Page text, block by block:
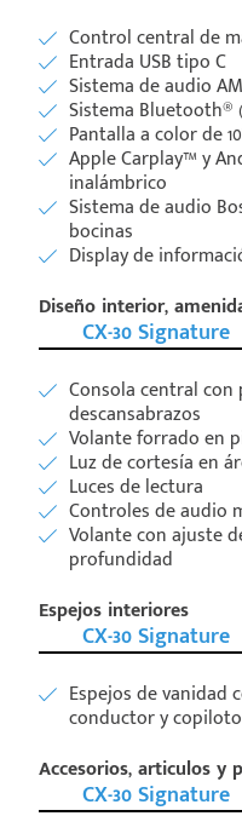
Control central de
Entrada USB tipo C
Sistema de audio
Sistema Bluetooth®
Pantalla a color de
Apple Carplay™ y
inalámbrico
Sistema de audio
bocinas
Display de
Diseño interior,
CX-30 Signature
Consola central con
descansabrazos
Volante forrado en
Luz de cortesía en
Luces de lectura
Controles de audio
Volante con ajuste
profundidad
Espejos interiores
CX-30 Signature
Espejos de vanidad
conductor y copiloto
Accesorios, articulos y
CX-30 Signature